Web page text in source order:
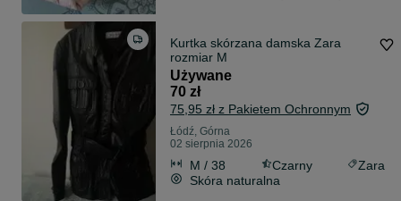
Kurtka skórzana damska Zara
rozmiar M
Używane
70 zł
75,95 zł z Pakietem Ochronnym
Łódź, Górna
02 sierpnia 2026
M / 38 Czarny
Zara
Skóra naturalna